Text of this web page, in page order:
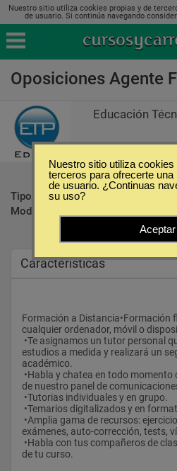
Nuestro sitio utiliza cookies propias y de
de usuario. Si continúa navegando
Oposiciones Agente
Educación
Tipo:
Modalidad:
Caracteristicas
Formación a Distancia•Formación
cualquier ordenador, móvil o
estudios a medida y realizará un
académico.
de nuestro panel de
•Tutorias individuales y en grupo.
•Temarios digitalizados y en
exámenes, auto-corrección, tests,
de tu curso.
Nuestro sitio utiliza
terceros para ofrecerte
de usuario. ¿Continuas
su uso?
Aceptar